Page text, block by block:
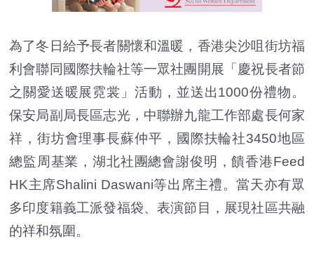
為了冬日給予長者關懷和溫暖，香港尖沙咀街坊福
利會聯同國際扶輪社等一眾社團開展「慶祝長者節
之關愛送暖展霓裳」活動，並送出1000份禮物。
保安局副局長區志光，中聯辦九龍工作部處長何家
祥，街坊會理事長蘇仲平，國際扶輪社3450地區
總監周基業，湖北社團總會謝俊明，饋香港Feed
HK主席Shalini Daswani等出席主禮。當天亦有眾
多印度籍義工派發福袋、表演節目，展現社區共融
的祥和氛圍。